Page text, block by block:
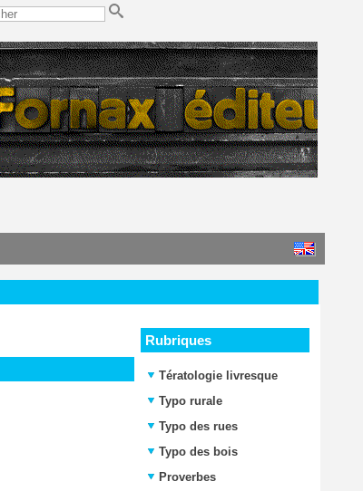
Rubriques
Tératologie livresque
Typo rurale
Typo des rues
Typo des bois
Proverbes